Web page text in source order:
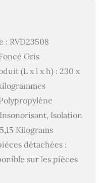
: RVD23508
Gris
(L x l x h) : 230 x
Isolation
Kilograms
détachées :
sur les pièces